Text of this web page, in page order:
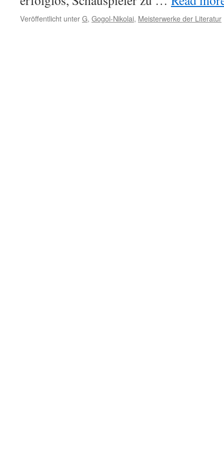
Veröffentlicht unterG, Gogol-Nikolai, Meisterwerke der Literatur